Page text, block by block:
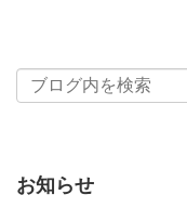
お知らせ